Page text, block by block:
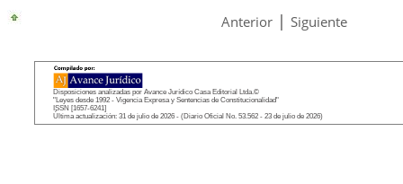
Anterior | Siguiente
Disposiciones analizadas por Avance Jurídico Casa Editorial Ltda.©
"Leyes desde 1992 - Vigencia Expresa y Sentencias de Constitucionalidad"
ISSN [1657-6241]
Última actualización: 31 de julio de 2026 - (Diario Oficial No. 53.562 - 23 de julio de 2026)